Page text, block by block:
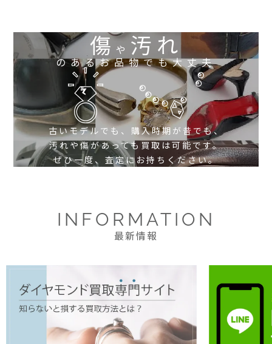
傷や 汚れ
のあるお品物でも大丈夫
古いモデルでも、購入時期が昔でも、
汚れや傷があっても買取は可能です。
ぜひ一度、査定にお持ちください。
INFORMATION
最新情報